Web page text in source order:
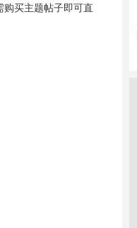
购买主题帖子即可直